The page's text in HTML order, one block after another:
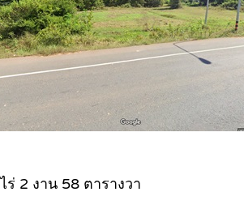
ร่ 2 งาน 58 ตารางวา